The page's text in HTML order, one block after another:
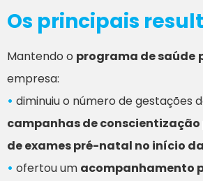
Os principais
Mantendo o programa de saúde
empresa:
• diminuiu o número de gestações
campanhas de
de exames pré-natal no início
• ofertou um acompanhamento